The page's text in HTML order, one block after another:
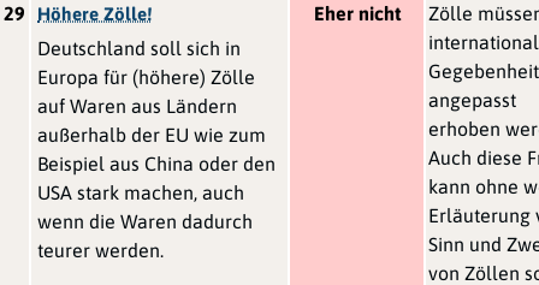
29
Höhere Zölle!
Deutschland soll sich in
Europa für (höhere) Zölle
auf Waren aus Ländern
außerhalb der EU wie zum
Beispiel aus China oder den
USA stark machen, auch
wenn die Waren dadurch
teurer werden.
Eher nicht
Zölle
angepasst
erhoben
Auch diese
kann ohne
Erläuterung
Sinn und
von Zöllen